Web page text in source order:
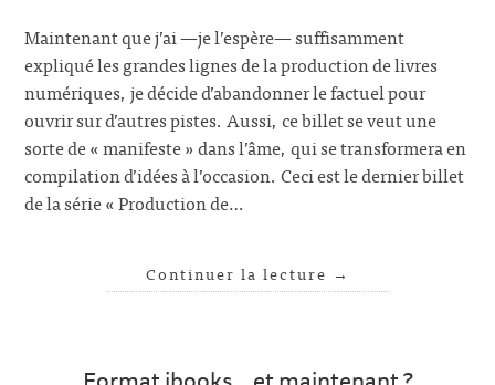
Maintenant que j’ai —je l’espère— suffisamment
expliqué les grandes lignes de la production de livres
numériques, je décide d’abandonner le factuel pour
ouvrir sur d’autres pistes. Aussi, ce billet se veut une
sorte de « manifeste » dans l’âme, qui se transformera en
compilation d’idées à l’occasion. Ceci est le dernier billet
de la série « Production de…
Continuer la lecture →